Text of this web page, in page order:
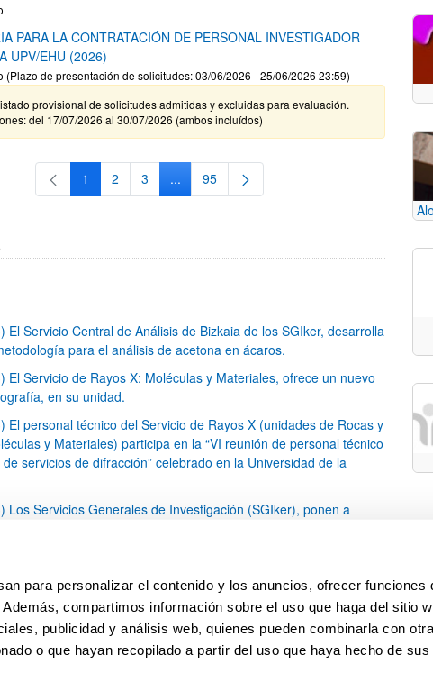
para personalizar el contenido y los anuncios, ofrecer funciones
compartimos información sobre el uso que haga del sitio
publicidad y análisis web, quienes pueden combinarla con otra
o que hayan recopilado a partir del uso que haya hecho de sus
PARA LA CONTRATACIÓN DE PERSONAL INVESTIGADOR
UPV/EHU (2026)
(Plazo de presentación de solicitudes: 03/06/2026 - 25/06/2026 23:59)
provisional de solicitudes admitidas y excluidas para evaluación.
del 17/07/2026 al 30/07/2026 (ambos incluídos)
Página
1 Página
2 Página
3 ...Páginas intermedias Use TAB para
Página
95
El Servicio Central de Análisis de Bizkaia de los SGIker, desarrolla
para el análisis de acetona en ácaros.
El Servicio de Rayos X: Moléculas y Materiales, ofrece un nuevo
en su unidad.
El personal técnico del Servicio de Rayos X (unidades de Rocas y
y Materiales) participa en la “VI reunión de personal técnico
servicios de difracción” celebrado en la Universidad de la
Los Servicios Generales de Investigación (SGIker), ponen a
CERU On the Move
Página
1 ...Páginas intermedias Use TAB para desplazarse.
Página
4 Página
5 Página
6 ...
Páginas intermedias Use TAB para
Página
79